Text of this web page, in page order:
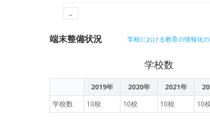
実へ１～３月
→
端末整備状況 学校における教育の情報化
学校数
2019年 2020年 2021年
学校数
10校 10校 10校 10